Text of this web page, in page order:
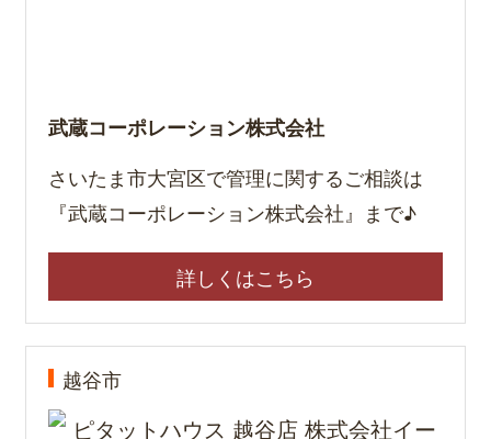
武蔵コーポレーション株式会社
さいたま市大宮区で管理に関するご相談は
『武蔵コーポレーション株式会社』まで♪
詳しくはこちら
越谷市